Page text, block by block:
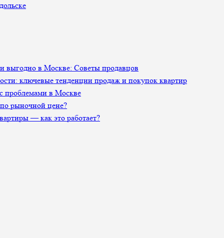
выгодно в Москве: Советы продавцов
ключевые тенденции продаж и покупок квартир
проблемами в Москве
рыночной цене?
— как это работает?